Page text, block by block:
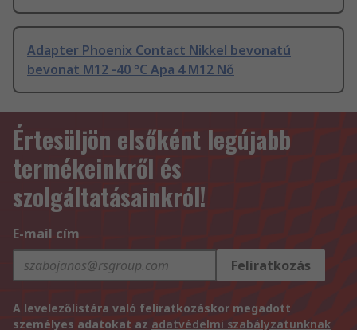
Adapter Phoenix Contact Nikkel bevonatú
bevonat M12 -40 °C Apa 4 M12 Nő
Értesüljön elsőként legújabb
termékeinkről és
szolgáltatásainkról!
E-mail cím
Feliratkozás
A levelezőlistára való feliratkozáskor megadott
személyes adatokat az adatvédelmi szabályzatunknak